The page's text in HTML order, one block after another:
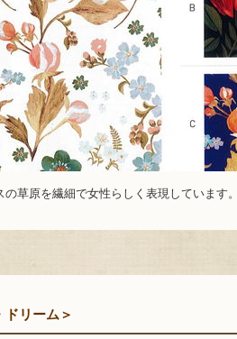
草原を繊細で女性らしく表現しています
リーム＞